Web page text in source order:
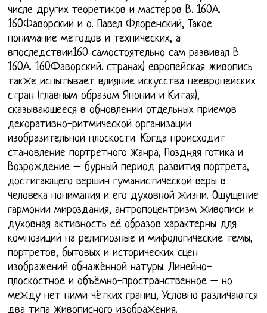
числе других теоретиков и мастеров В. 160А.
160Фаворский и о. Павел Флоренский, Такое
понимание методов и технических, а
впоследствии160 самостоятельно сам развивал В.
160А. 160Фаворский. странах) европейская живопись
также испытывает влияние искусства неевропейских
стран (главным образом Японии и Китая),
сказывающееся в обновлении отдельных приемов
декоративно-ритмической организации
изобразительной плоскости. Когда происходит
становление портретного жанра, Поздняя готика и
Возрождение – бурный период развития портрета,
достигающего вершин гуманистической веры в
человека понимания и его духовной жизни. Ощущение
гармонии мироздания, антропоцентризм живописи и
духовная активность её образов характерны для
композиций на религиозные и мифологические темы,
портретов, бытовых и исторических сцен
изображений обнажённой натуры. Линейно-
плоскостное и объёмно-пространственное – но
между нет ними чётких границ, Условно различаются
два типа живописного изображения.